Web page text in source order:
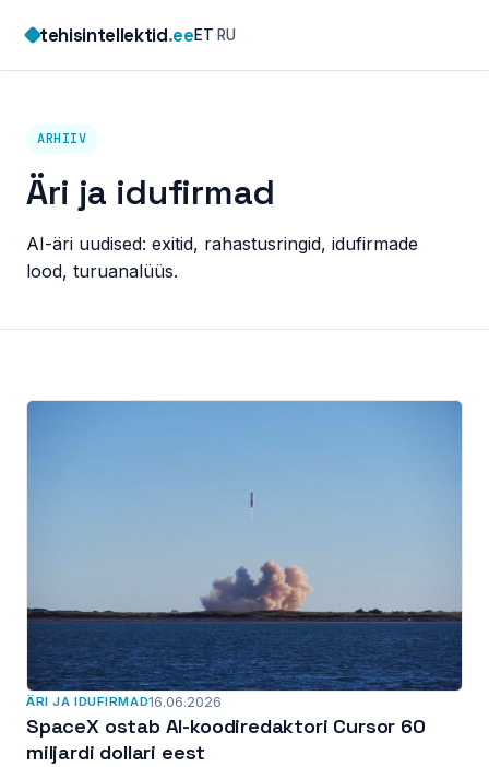
content
tehisintellektid.eeET·RU
ARHIIV
Äri ja idufirmad
AI-äri uudised: exitid, rahastusringid, idufirmade
lood, turuanalüüs.
ÄRI JA IDUFIRMAD16.06.2026
SpaceX ostab AI-koodiredaktori Cursor 60
miljardi dollari eest